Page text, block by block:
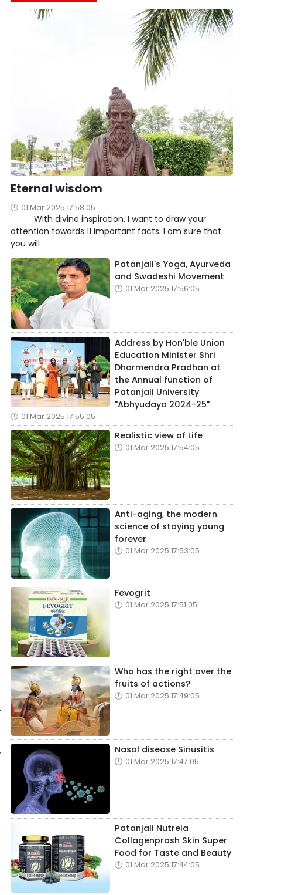
Eternal wisdom
01 Mar 2025 17:58:05
With divine inspiration, I want to draw your
attention towards 11 important facts. I am sure that
you will
Patanjali's Yoga, Ayurveda
and Swadeshi Movement
01 Mar 2025 17:56:05
Address by Hon'ble Union
Education Minister Shri
Dharmendra Pradhan at
the Annual function of
Patanjali University
"Abhyudaya 2024-25"
01 Mar 2025 17:55:05
Realistic view of Life
01 Mar 2025 17:54:05
Anti-aging, the modern
science of staying young
forever
01 Mar 2025 17:53:05
Fevogrit
01 Mar 2025 17:51:05
Who has the right over the
fruits of actions?
01 Mar 2025 17:49:05
Nasal disease Sinusitis
01 Mar 2025 17:47:05
Patanjali Nutrela
Collagenprash Skin Super
Food for Taste and Beauty
01 Mar 2025 17:44:05